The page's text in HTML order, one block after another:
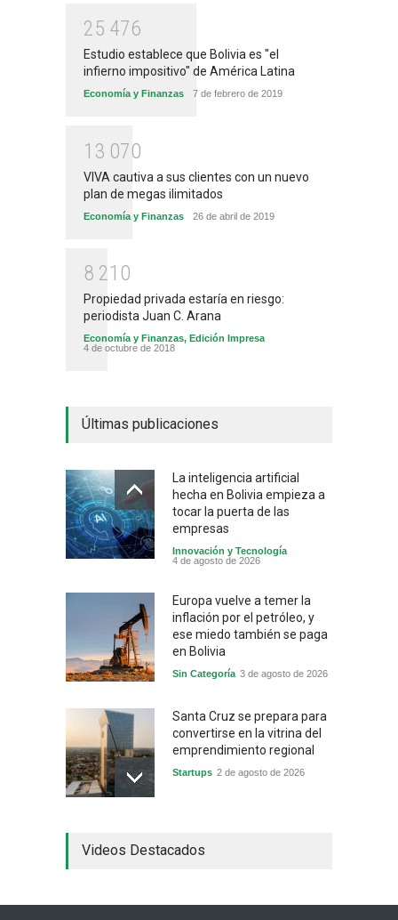
25 476
Estudio establece que Bolivia es "el
infierno impositivo" de América Latina
Economía y Finanzas 7 de febrero de 2019
1 3 070
VIVA cautiva a sus clientes con un nuevo
plan de megas ilimitados
Economía y Finanzas 26 de abril de 2019
8 21 0
Propiedad privada estaría en riesgo:
periodista Juan C. Arana
Economía y Finanzas, Edición Impresa
4 de octubre de 2018
Últimas publicaciones
La inteligencia artificial
hecha en Bolivia empieza a
tocar la puerta de las
empresas
Innovación y Tecnología
4 de agosto de 2026
Europa vuelve a temer la
inflación por el petróleo, y
ese miedo también se paga
en Bolivia
Sin Categoría 3 de agosto de 2026
Santa Cruz se prepara para
convertirse en la vitrina del
emprendimiento regional
Startups 2 de agosto de 2026
industrial y el golpe puede
Sin Categoría 1 de agosto de 2026
Videos Destacados